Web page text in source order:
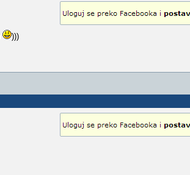
)))